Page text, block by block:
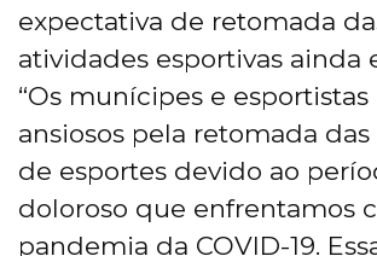
expectativa de retomada
atividades esportivas ainda
“Os munícipes e esportistas
ansiosos pela retomada
de esportes devido ao
doloroso que enfrentamos
pandemia da COVID-19.